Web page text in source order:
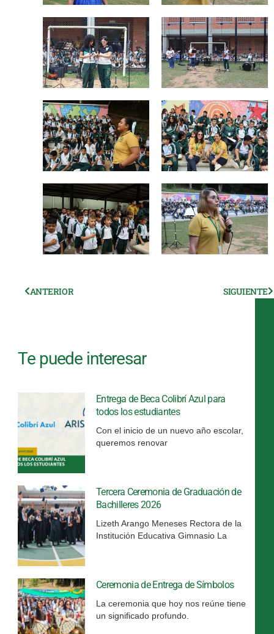
AntANTERIOR SIGUIENTE
Te puede interesar
Entrega de Beca Colibrí Azul para
todos los estudiantes
Con el inicio de un nuevo año escolar,
queremos renovar
Tercera Ceremonia de Graduación de
Bachilleres 2026
Lizeth Arango Meneses Rectora de la
Institución Educativa Gimnasio La
Ceremonia de Entrega de Símbolos
La ceremonia que hoy nos reúne tiene
un significado profundo.